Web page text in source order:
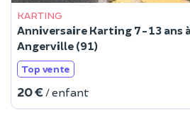
KARTING
Anniversaire Karting 7-13 ans
Angerville (91)
Top vente
20 € / enfant